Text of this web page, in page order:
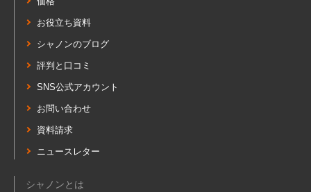
お役立ち資料
シャノンのブログ
評判と口コミ
SNS公式アカウント
お問い合わせ
資料請求
ニュースレター
シャノンとは